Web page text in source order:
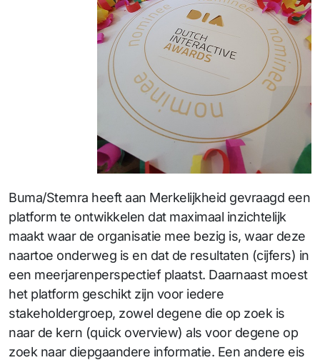
Buma/Stemra heeft aan Merkelijkheid gevraagd een
platform te ontwikkelen dat maximaal inzichtelijk
maakt waar de organisatie mee bezig is, waar deze
naartoe onderweg is en dat de resultaten (cijfers) in
een meerjarenperspectief plaatst. Daarnaast moest
het platform geschikt zijn voor iedere
stakeholdergroep, zowel degene die op zoek is
naar de kern (quick overview) als voor degene op
zoek naar diepgaandere informatie. Een andere eis